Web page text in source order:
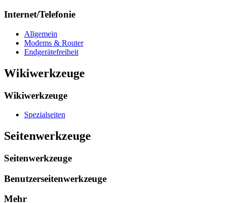
Internet/Telefonie
Allgemein
Modems & Router
Endgerätefreiheit
Wikiwerkzeuge
Wikiwerkzeuge
Spezialseiten
Seitenwerkzeuge
Seitenwerkzeuge
Benutzerseitenwerkzeuge
Mehr